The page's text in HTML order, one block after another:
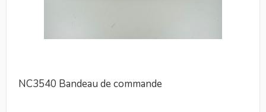
NC3540 Bandeau de commande